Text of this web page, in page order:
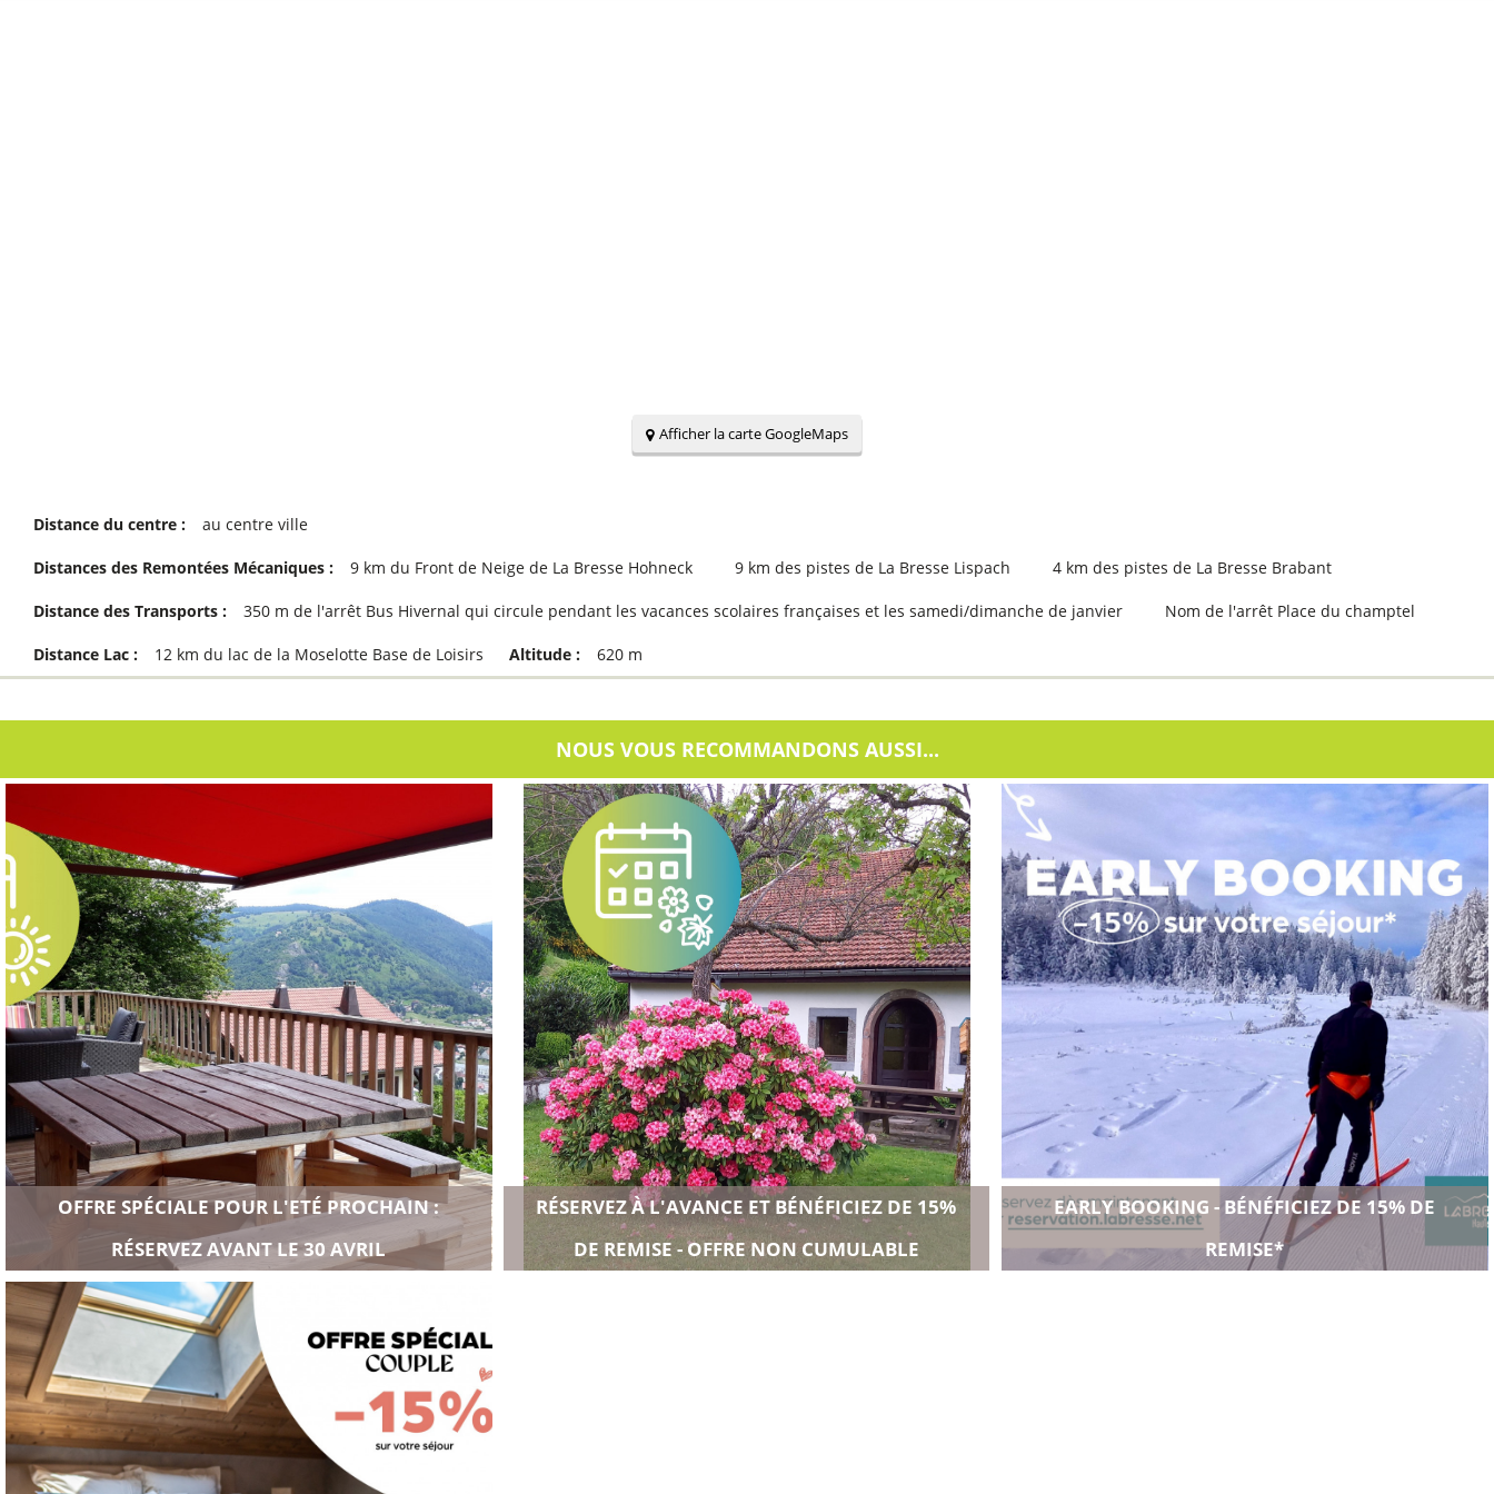
Afficher la carte GoogleMaps
Distance du centre : au centre ville
Distances des Remontées Mécaniques : 9 km du Front de Neige de La Bresse Hohneck 9 km des pistes de La Bresse Lispach 4 km des pistes de La Bresse Brabant
Distance des Transports : 350 m de l'arrêt Bus Hivernal qui circule pendant les vacances scolaires françaises et les samedi/dimanche de janvier Nom de l'arrêt Place du champtel
Distance Lac : 12 km du lac de la Moselotte Base de Loisirs Altitude : 620 m
NOUS VOUS RECOMMANDONS AUSSI...
OFFRE SPÉCIALE POUR L'ETÉ PROCHAIN :
RÉSERVEZ AVANT LE 30 AVRIL
RÉSERVEZ À L'AVANCE ET BÉNÉFICIEZ DE 15%
DE REMISE - OFFRE NON CUMULABLE
EARLY BOOKING - BÉNÉFICIEZ DE 15% DE
REMISE*